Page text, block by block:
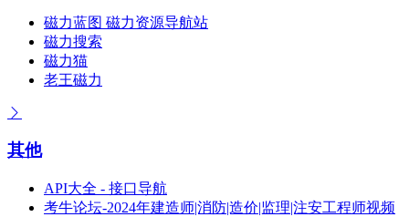
磁力蓝图 磁力资源导航站
磁力搜索
磁力猫
老王磁力
其他
API大全 - 接口导航
考牛论坛-2024年建造师|消防|造价|监理|注安工程师视频